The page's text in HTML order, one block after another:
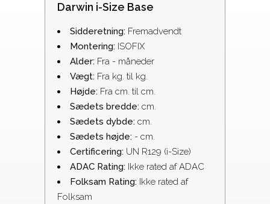
Darwin i-Size Base
Sidderetning: Fremadvendt
Montering: ISOFIX
Alder: Fra - måneder
Vægt: Fra kg. til kg.
Højde: Fra cm. til cm.
Sædets bredde: cm.
Sædets dybde: cm.
Sædets højde: - cm.
Certificering: UN R129 (i-Size)
ADAC Rating: Ikke rated af ADAC
Folksam Rating: Ikke rated af
Folksam